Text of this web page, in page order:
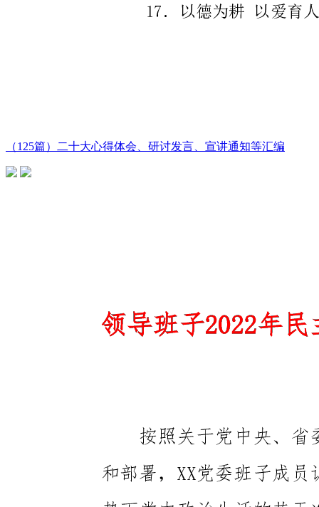
（125篇）二十大心得体会、研讨发言、宣讲通知等汇编